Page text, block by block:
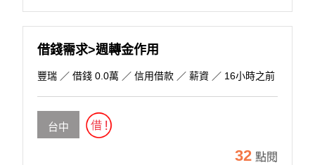
借錢需求>週轉金作用
豐瑞 ／ 借錢 0.0萬 ／ 信用借款 ／ 薪資 ／ 16小時之前
台中
32 點閱